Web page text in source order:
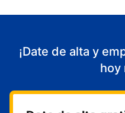
¡Date de alta y
hoy